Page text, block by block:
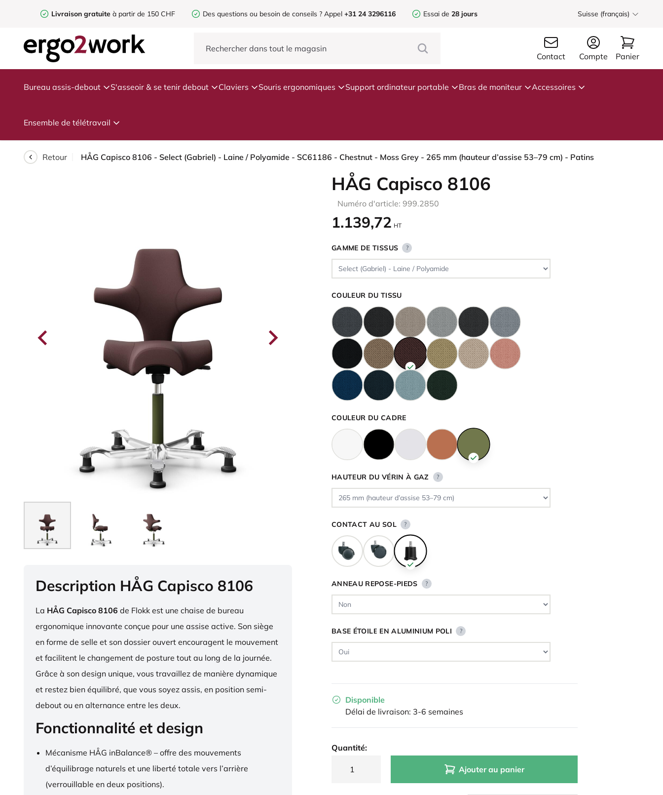
Livraison gratuite à partir de 150 CHF Des questions ou besoin de conseils ? Appel +31 24 3296116 Essai de 28 jours Suisse (français)
Contact Compte Panier
Bureau assis-debout S'asseoir & se tenir debout Claviers Souris ergonomiques Support ordinateur portable Bras de moniteur Accessoires
Ensemble de télétravail
Retour HÅG Capisco 8106 - Select (Gabriel) - Laine / Polyamide - SC61186 - Chestnut - Moss Grey - 265 mm (hauteur d’assise 53–79 cm) - Patins
Description HÅG Capisco 8106
La HÅG Capisco 8106 de Flokk est une chaise de bureau
ergonomique innovante conçue pour une assise active. Son siège
en forme de selle et son dossier ouvert encouragent le mouvement
et facilitent le changement de posture tout au long de la journée.
Grâce à son design unique, vous travaillez de manière dynamique
et restez bien équilibré, que vous soyez assis, en position semi-
debout ou en alternance entre les deux.
Fonctionnalité et design
Mécanisme HÅG inBalance® – offre des mouvements
d’équilibrage naturels et une liberté totale vers l’arrière
(verrouillable en deux positions).
HÅG Capisco 8106
Numéro d'article: 999.2850
1.139,72 HT
GAMME DE TISSUS ?
COULEUR DU TISSU
COULEUR DU CADRE
HAUTEUR DU VÉRIN À GAZ ?
CONTACT AU SOL ?
ANNEAU REPOSE-PIEDS ?
BASE ÉTOILE EN ALUMINIUM POLI ?
Disponible
Délai de livraison: 3-6 semaines
Quantité:
Ajouter au panier